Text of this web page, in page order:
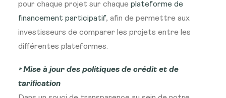
pour chaque projet sur chaque plateforme de
financement participatif, afin de permettre aux
investisseurs de comparer les projets entre les
différentes plateformes.
‣ Mise à jour des politiques de crédit et de
tarification